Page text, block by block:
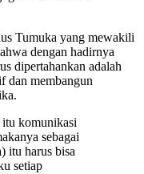
Tumuka yang mewakili
dengan hadirnya
dipertahankan adalah
dan membangun
itu komunikasi
sebagai
itu harus bisa
setiap